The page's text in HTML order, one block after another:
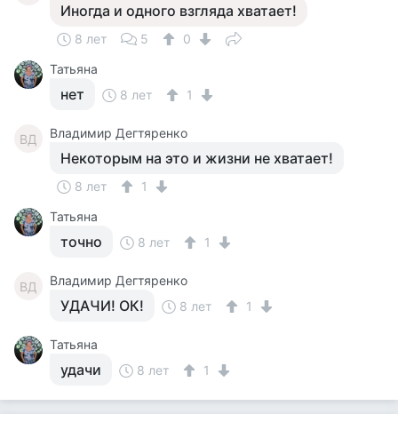
Иногда и одного взгляда хватает!
8 лет 5
0
Татьяна
нет 8 лет 1
ВД Владимир Дегтяренко
Некоторым на это и жизни не хватает!
8 лет
1
Татьяна
точно 8 лет 1
ВД Владимир Дегтяренко
УДАЧИ! ОК! 8 лет 1
Татьяна
удачи 8 лет 1